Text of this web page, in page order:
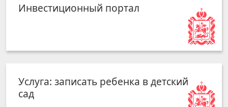
Инвестиционный портал
Услуга: записать ребенка в детский
сад